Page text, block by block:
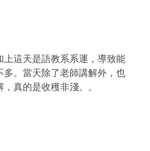
上這天是語教系系運，導致能
多。當天除了老師講解外，也
真的是收穫非淺。。